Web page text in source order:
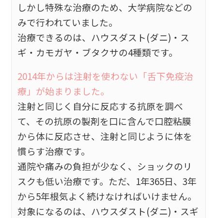
しかし特殊な治療のため、大学病院などの
みで行われていました。
治療できるのは、ハウスダスト(ダニ)・ス
ギ・カモガヤ・ブタクサの4種類です。
2014年からは注射を使わない「舌下免疫治
療」が始まりました。
注射と同じく自分に反応する抗原を調べ
て、その抗原の製剤を口に含んで口腔粘膜
から体に反応させ、注射と同じように体を
慣らす治療です。
通院や痛みの負担が少なく、ショックのリ
スクも低い治療です。ただ、1年365日、3年
から5年根気よく続けなければいけません。
対象になるのは、ハウスダスト(ダニ)・スギ